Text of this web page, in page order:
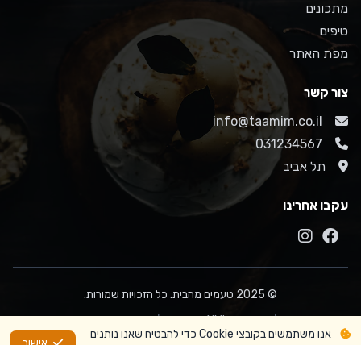
מתכונים
טיפים
מפת האתר
צור קשר
info@taamim.co.il
031234567
תל אביב
עקבו אחרינו
© 2025 טעמים מהבית. כל הזכויות שמורות.
מפת
האתר
XML
Sitemap
לה קוזין - חנות למוצרי
אפייה
אנו משתמשים בקובצי Cookie כדי להבטיח שאנו נותנים